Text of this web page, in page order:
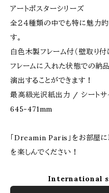
アートポスターシリーズ
全２４種類の中でも特に魅力
す。
白色木製フレーム付（壁取り付
フレームに入れた状態での納
演出することができます！
最高級光沢紙出力 / シート
645-471mm
「Dreamin Paris」をお部屋に
を楽しんでください！
International